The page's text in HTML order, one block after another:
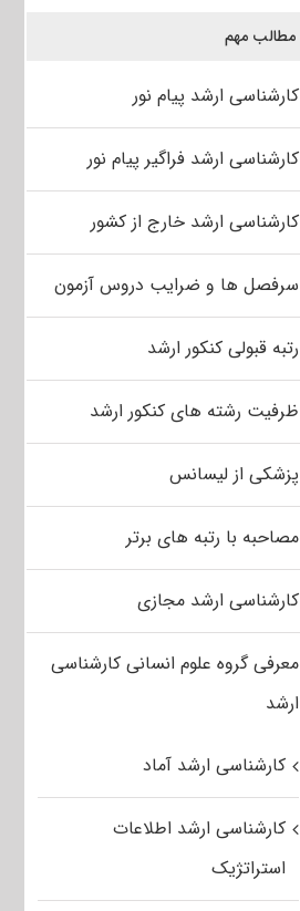
مطالب مهم
کارشناسی ارشد پیام نور
کارشناسی ارشد فراگیر پیام نور
کارشناسی ارشد خارج از کشور
سرفصل ها و ضرایب دروس آزمون
رتبه قبولی کنکور ارشد
ظرفیت رشته های کنکور ارشد
پزشکی از لیسانس
مصاحبه با رتبه های برتر
کارشناسی ارشد مجازی
معرفی گروه علوم انسانی کارشناسی
ارشد
کارشناسی ارشد آماد
کارشناسی ارشد اطلاعات
استراتژیک